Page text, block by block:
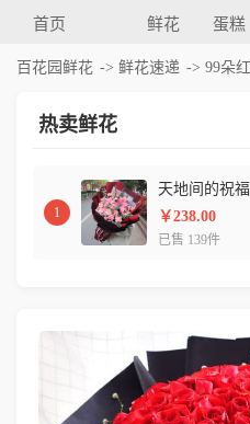
首页 鲜花 蛋糕
百花园鲜花 -> 鲜花速递 -> 99朵
热卖鲜花
1
天地间的祝福
￥238.00
已售 139件